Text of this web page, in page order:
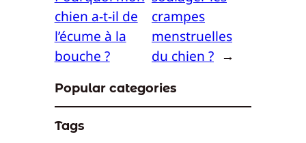
chien a-t-il de
l’écume à la
bouche ?
crampes
menstruelles
du chien ? →
Popular categories
Tags